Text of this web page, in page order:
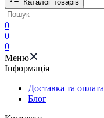
Каталог товарів
0
0
0
Меню
Iнформація
Доставка та оплата
Блог